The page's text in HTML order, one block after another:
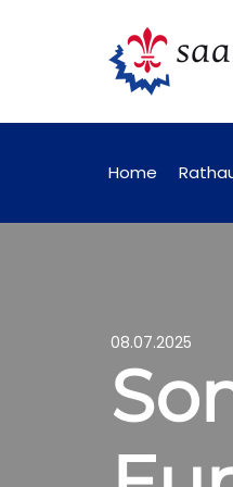
Home
08.07.2025